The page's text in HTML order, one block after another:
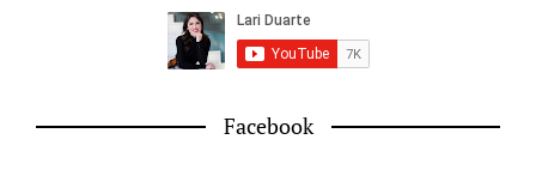
Facebook